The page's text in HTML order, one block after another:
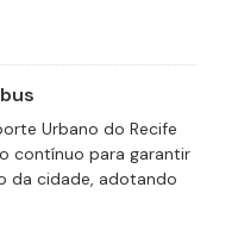
Urbano do Recife
contínuo para garantir
da cidade, adotando